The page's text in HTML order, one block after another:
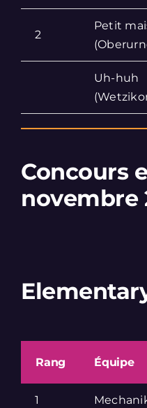
2
Petit
Uh-huh
Concours
novembre
Rang Équipe
1